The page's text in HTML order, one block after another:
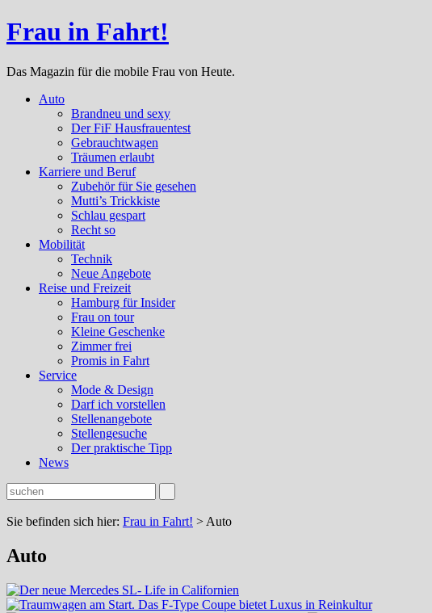
Frau in Fahrt!
Das Magazin für die mobile Frau von Heute.
Auto
Brandneu und sexy
Der FiF Hausfrauentest
Gebrauchtwagen
Träumen erlaubt
Karriere und Beruf
Zubehör für Sie gesehen
Mutti’s Trickkiste
Schlau gespart
Recht so
Mobilität
Technik
Neue Angebote
Reise und Freizeit
Hamburg für Insider
Frau on tour
Kleine Geschenke
Zimmer frei
Promis in Fahrt
Service
Mode & Design
Darf ich vorstellen
Stellenangebote
Stellengesuche
Der praktische Tipp
News
Sie befinden sich hier: Frau in Fahrt! > Auto
Auto